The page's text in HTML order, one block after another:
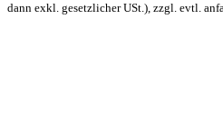
dann exkl. gesetzlicher USt.), zzgl. evtl.